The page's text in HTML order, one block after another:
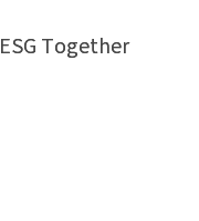
ESG Together
ESG Together